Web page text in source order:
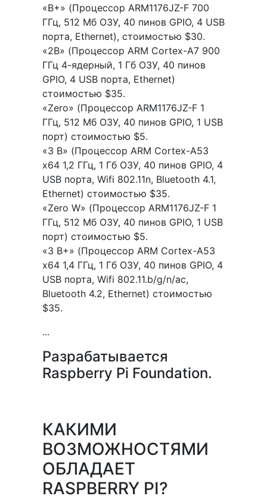
«B+» (Процессор ARM1176JZ-F 700
ГГц, 512 Мб ОЗУ, 40 пинов GPIO, 4 USB
порта, Ethernet), стоимостью $30.
«2B» (Процессор ARM Cortex-A7 900
ГГц 4-ядерный, 1 Гб ОЗУ, 40 пинов
GPIO, 4 USB порта, Ethernet)
стоимостью $35.
«Zero» (Процессор ARM1176JZ-F 1
ГГц, 512 Мб ОЗУ, 40 пинов GPIO, 1 USB
порт) стоимостью $5.
«3 B» (Процессор ARM Cortex-A53
x64 1,2 ГГц, 1 Гб ОЗУ, 40 пинов GPIO, 4
USB порта, Wifi 802.11n, Bluetooth 4.1,
Ethernet) стоимостью $35.
«Zero W» (Процессор ARM1176JZ-F 1
ГГц, 512 Мб ОЗУ, 40 пинов GPIO, 1 USB
порт) стоимостью $5.
«3 B+» (Процессор ARM Cortex-A53
x64 1,4 ГГц, 1 Гб ОЗУ, 40 пинов GPIO, 4
USB порта, Wifi 802.11.b/g/n/ac,
Bluetooth 4.2, Ethernet) стоимостью
$35.
...
Разрабатывается
Raspberry Pi Foundation.
КАКИМИ
ВОЗМОЖНОСТЯМИ
ОБЛАДАЕТ
RASPBERRY PI?